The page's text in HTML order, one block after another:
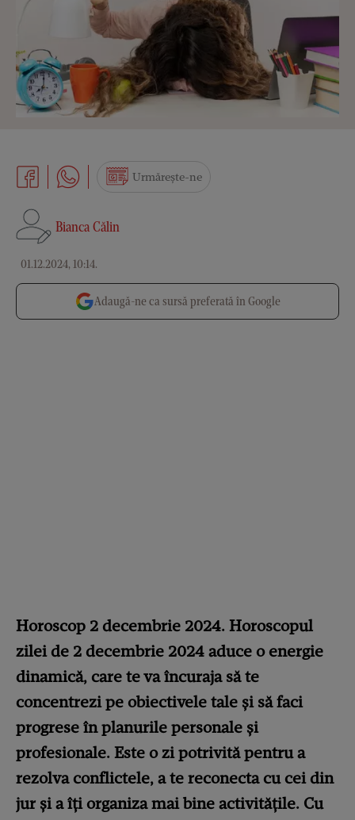
Bianca Călin
01.12.2024, 10:14.
Urmărește-ne
Adaugă-ne ca sursă preferată în Google
Horoscop 2 decembrie 2024. Horoscopul
zilei de 2 decembrie 2024 aduce o energie
dinamică, care te va încuraja să te
concentrezi pe obiectivele tale și să faci
progrese în planurile personale și
profesionale. Este o zi potrivită pentru a
rezolva conflictele, a te reconecta cu cei din
jur și a îți organiza mai bine activitățile. Cu